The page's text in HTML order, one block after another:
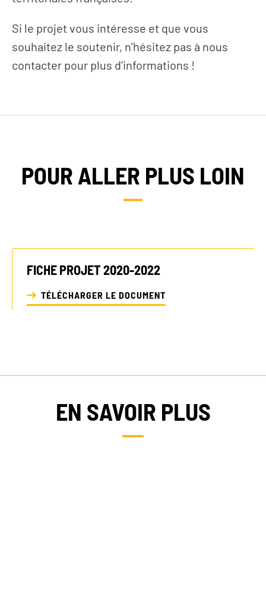
NEWSLETTER
FAIRE UN DON
Si le projet vous intéresse et que vous
souhaitez le soutenir, n’hésitez pas à nous
contacter pour plus d’informations !
POUR ALLER PLUS LOIN
FICHE PROJET 2020-2022
TÉLÉCHARGER LE DOCUMENT
EN SAVOIR PLUS